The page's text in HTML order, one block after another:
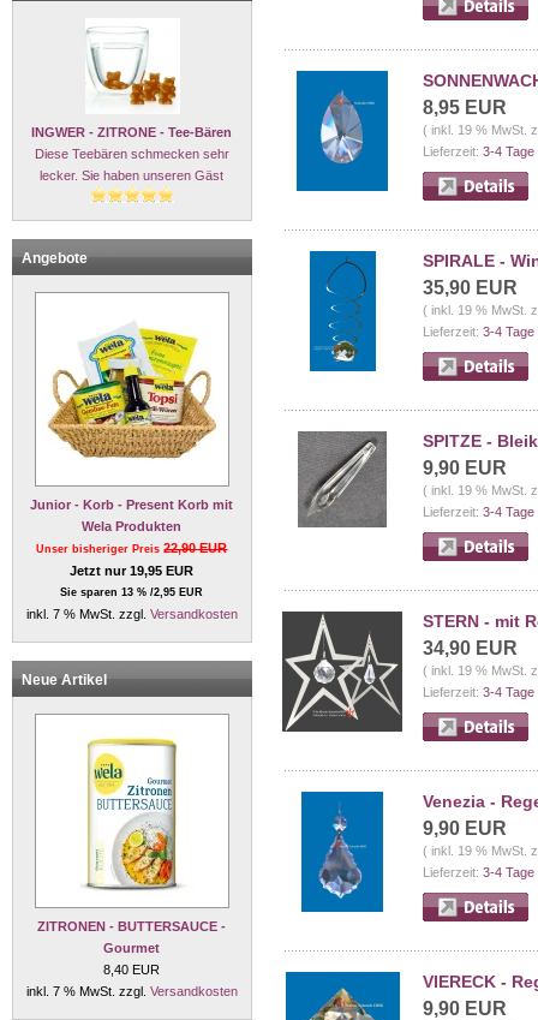
INGWER - ZITRONE - Tee-Bären
Diese Teebären schmecken sehr
lecker. Sie haben unseren Gäst
Angebote
Junior - Korb - Present Korb mit
Wela Produkten
Unser bisheriger Preis22,90 EUR
Jetzt nur 19,95 EUR
Sie sparen 13 % /2,95 EUR
inkl. 7 % MwSt. zzgl. Versandkosten
Neue Artikel
ZITRONEN - BUTTERSAUCE -
Gourmet
8,40 EUR
inkl. 7 % MwSt. zzgl. Versandkosten
8,95 EUR
( inkl. 19 % MwSt.
Lieferzeit: 3-4 Tage
SPIRALE -
35,90 EUR
( inkl. 19 % MwSt.
Lieferzeit: 3-4 Tage
SPITZE -
9,90 EUR
( inkl. 19 % MwSt.
Lieferzeit: 3-4 Tage
STERN - mit
34,90 EUR
( inkl. 19 % MwSt.
Lieferzeit: 3-4 Tage
Venezia -
9,90 EUR
( inkl. 19 % MwSt.
Lieferzeit: 3-4 Tage
VIERECK -
9,90 EUR